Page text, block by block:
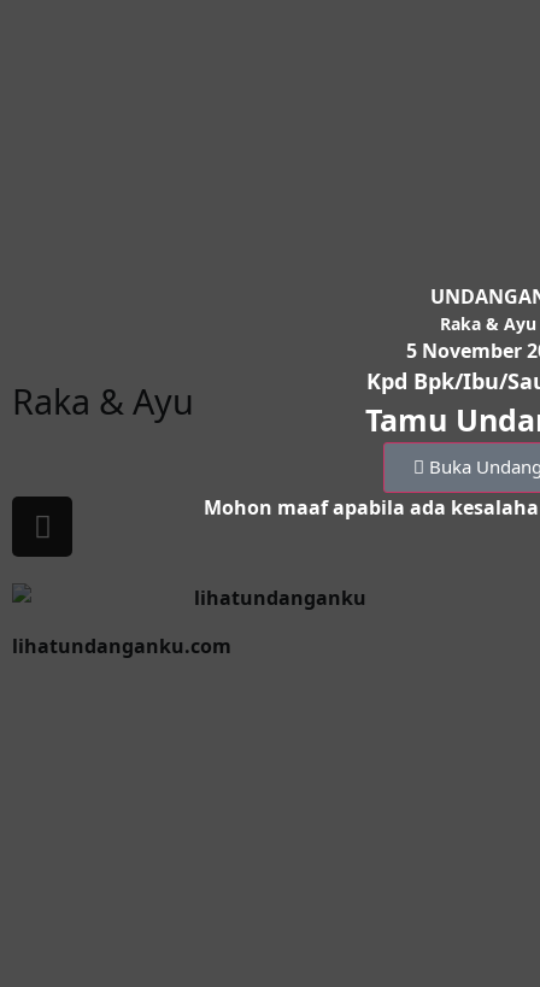
Raka & Ayu
lihatundanganku.com
Raka & Ayu
5 November
Kpd Bpk/Ibu/
Tamu
Buka
Mohon maaf apabila ada